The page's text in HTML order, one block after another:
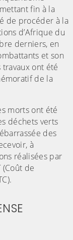
fin à la
de procéder à la
d’Afrique du
derniers, en
et son
travaux ont été
de la
morts ont été
déchets verts
des
à
réalisées par
(Coût de